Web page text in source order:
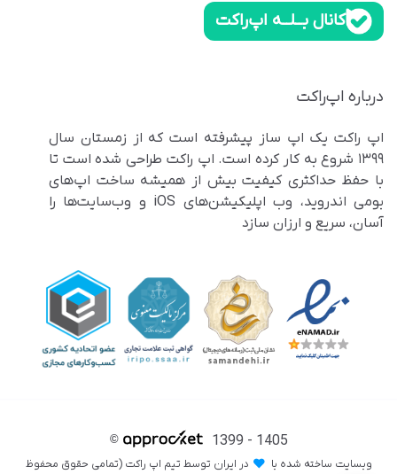
کانال بــلــه اپ‌راکت
درباره اپ‌راکت
اپ راکت یک اپ ساز پیشرفته است که از زمستان سال
۱۳۹۹ شروع به کار کرده است. اپ راکت طراحی شده است تا
با حفظ حداکثری کیفیت بیش از همیشه ساخت اپ‌های
بومی اندروید، وب اپلیکیشن‌های iOS و وب‌سایت‌ها را
آسان، سریع و ارزان سازد
© 1399 - 1405
وبسایت ساخته شده با در ایران توسط تیم اپ راکت (تمامی حقوق محفوظ